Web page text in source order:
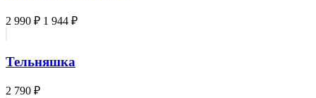
2 990 ₽ 1 944 ₽
Тельняшка
2 790 ₽